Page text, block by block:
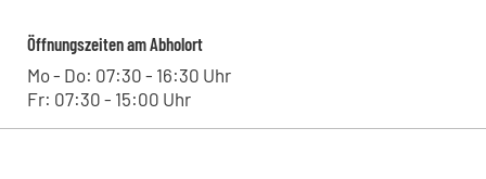
Öffnungszeiten am Abholort
Mo - Do: 07:30 - 16:30 Uhr
Fr: 07:30 - 15:00 Uhr